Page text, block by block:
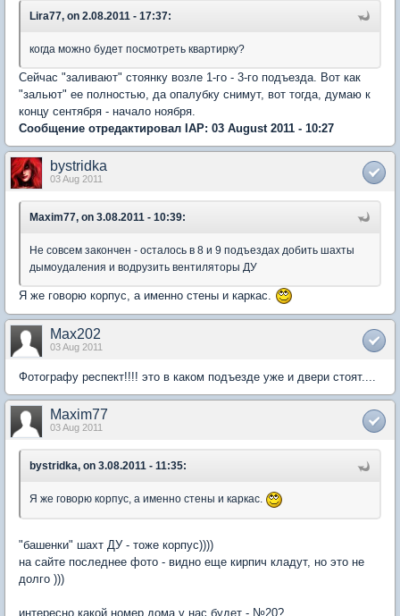
Lira77, on 2.08.2011 - 17:37:
когда можно будет посмотреть квартирку?
Сейчас "заливают" стоянку возле 1-го - 3-го подъезда. Вот как
"зальют" ее полностью, да опалубку снимут, вот тогда, думаю к
концу сентября - начало ноября.
Сообщение отредактировал IAP: 03 August 2011 - 10:27
bystridka
03 Aug 2011
Maxim77, on 3.08.2011 - 10:39:
Не совсем закончен - осталось в 8 и 9 подъездах добить шахты
дымоудаления и водрузить вентиляторы ДУ
Я же говорю корпус, а именно стены и каркас.
Max202
03 Aug 2011
Фотографу респект!!!! это в каком подъезде уже и двери стоят....
Maxim77
03 Aug 2011
bystridka, on 3.08.2011 - 11:35:
Я же говорю корпус, а именно стены и каркас.
"башенки" шахт ДУ - тоже корпус))))
на сайте последнее фото - видно еще кирпич кладут, но это не
долго )))
интересно какой номер дома у нас будет - №20?